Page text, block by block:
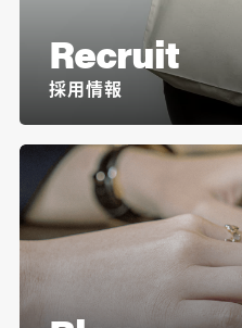
Recruit
採用情報